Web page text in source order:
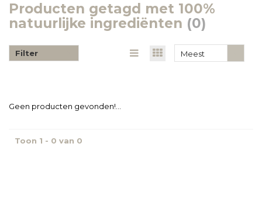
Producten getagd met 100%
natuurlijke ingrediënten (0)
Filter
Meest
Geen producten gevonden!...
Toon 1 - 0 van 0